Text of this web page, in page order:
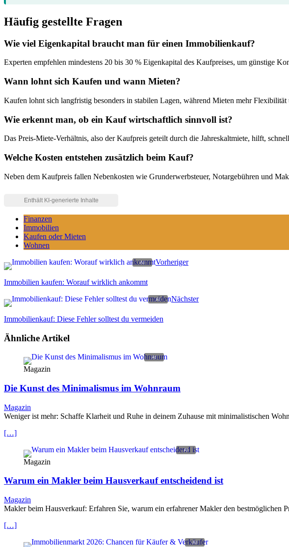
Häufig gestellte Fragen
Wie viel Eigenkapital braucht man für einen Immobilienkauf?
Experten empfehlen mindestens 20 bis 30 % Eigenkapital des Kaufpreises, um günstige
Wann lohnt sich Kaufen und wann Mieten?
Kaufen lohnt sich langfristig besonders in stabilen Lagen, während Mieten mehr Flexibilität
Wie erkennt man, ob ein Kauf wirtschaftlich sinnvoll ist?
Das Preis-Miete-Verhältnis, also der Kaufpreis geteilt durch die Jahreskaltmiete, hilft,
Welche Kosten entstehen zusätzlich beim Kauf?
Neben dem Kaufpreis fallen Nebenkosten wie Grunderwerbsteuer, Notargebühren und
Finanzen
Immobilien
Kaufen oder Mieten
Wohnen
Vorheriger
Immobilien kaufen: Worauf wirklich ankommt
Nächster
Immobilienkauf: Diese Fehler solltest du vermeiden
Ähnliche Artikel
Magazin
Die Kunst des Minimalismus im Wohnraum
Magazin
Weniger ist mehr: Schaffe Klarheit und Ruhe in deinem Zuhause mit minimalistischen
[…]
Magazin
Warum ein Makler beim Hausverkauf entscheidend ist
Magazin
Makler beim Hausverkauf: Erfahren Sie, warum ein erfahrener Makler den bestmöglichen
[…]